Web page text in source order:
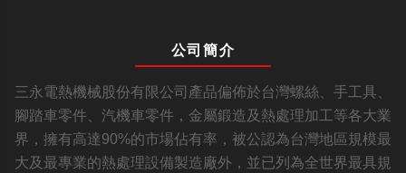
公司簡介
三永電熱機械股份有限公司產品偏佈於台灣螺絲、手工具、
腳踏車零件、汽機車零件，金屬鍛造及熱處理加工等各大業
界，擁有高達90%的市場佔有率，被公認為台灣地區規模最
大及最專業的熱處理設備製造廠外，並已列為全世界最具規